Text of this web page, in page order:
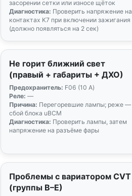
засорении сетки или износе щёток
Диагностика: Проверить напряжение на
контактах K7 при включении зажигания
(должно появляться на 2 сек)
Не горит ближний свет
(правый + габариты + ДХО)
Предохранитель: F06 (10 А)
Реле: —
Причина: Перегоревшие лампы; реже —
сбой блока uBCM
Диагностика: Проверить лампы, затем
напряжение на разъёме фары
Проблемы с вариатором CVT
(группы B–E)